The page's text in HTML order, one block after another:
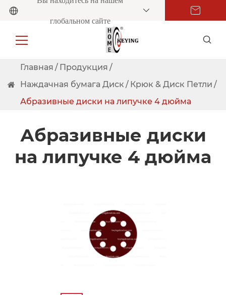
глобальном сайте
Главная
Продукция
Наждачная бумага Диск
Крюк & Диск Петли
Абразивные диски на липучке 4 дюйма
Абразивные диски
на липучке 4 дюйма